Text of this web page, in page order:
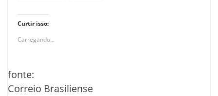
Curtir isso:
Carregando...
fonte:
Correio Brasiliense